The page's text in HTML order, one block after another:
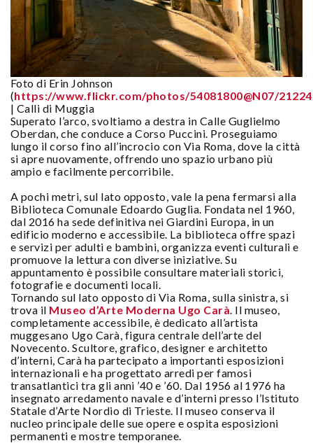
Foto di Erin Johnson
(https://www.flickr.com/photos/54081800@N07/
| Calli di Muggia
Superato l’arco, svoltiamo a destra in Calle Guglielmo
Oberdan, che conduce a Corso Puccini. Proseguiamo
lungo il corso fino all’incrocio con Via Roma, dove la città
si apre nuovamente, offrendo uno spazio urbano più
ampio e facilmente percorribile.
A pochi metri, sul lato opposto, vale la pena fermarsi alla
Biblioteca Comunale Edoardo Guglia. Fondata nel 1960,
dal 2016 ha sede definitiva nei Giardini Europa, in un
edificio moderno e accessibile. La biblioteca offre spazi
e servizi per adulti e bambini, organizza eventi culturali e
promuove la lettura con diverse iniziative. Su
appuntamento è possibile consultare materiali storici,
fotografie e documenti locali.
Tornando sul lato opposto di Via Roma, sulla sinistra, si
trova il Museo d’Arte Moderna Ugo Carà . Il museo,
completamente accessibile, è dedicato all’artista
muggesano Ugo Carà, figura centrale dell’arte del
Novecento. Scultore, grafico, designer e architetto
d’interni, Carà ha partecipato a importanti esposizioni
internazionali e ha progettato arredi per famosi
transatlantici tra gli anni ’40 e ’60. Dal 1956 al 1976 ha
insegnato arredamento navale e d’interni presso l’Istituto
Statale d’Arte Nordio di Trieste. Il museo conserva il
nucleo principale delle sue opere e ospita esposizioni
permanenti e mostre temporanee.